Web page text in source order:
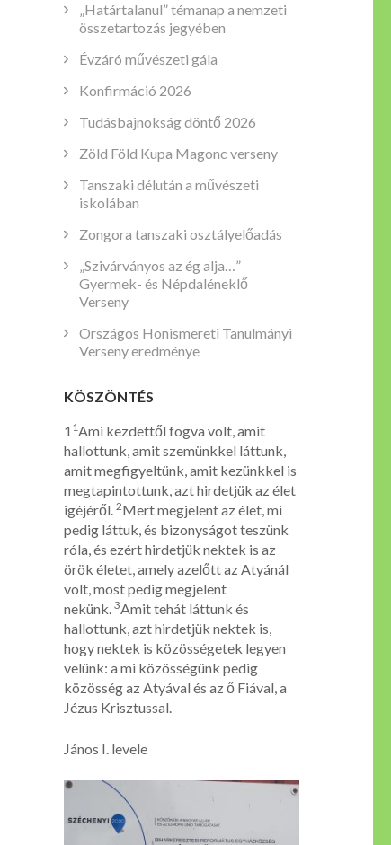
„Határtalanul” témanap a nemzeti
összetartozás jegyében
Évzáró művészeti gála
Konfirmáció 2026
Tudásbajnokság döntő 2026
Zöld Föld Kupa Magonc verseny
Tanszaki délután a művészeti
iskolában
Zongora tanszaki osztályelőadás
„Szivárványos az ég alja…”
Gyermek- és Népdaléneklő
Verseny
Országos Honismereti Tanulmányi
Verseny eredménye
KÖSZÖNTÉS
1 1Ami kezdettől fogva volt, amit
hallottunk, amit szemünkkel láttunk,
amit megfigyeltünk, amit kezünkkel is
megtapintottunk, azt hirdetjük az élet
igéjéről. 2Mert megjelent az élet, mi
pedig láttuk, és bizonyságot teszünk
róla, és ezért hirdetjük nektek is az
örök életet, amely azelőtt az Atyánál
volt, most pedig megjelent
nekünk. 3Amit tehát láttunk és
hallottunk, azt hirdetjük nektek is,
hogy nektek is közösségetek legyen
velünk: a mi közösségünk pedig
közösség az Atyával és az ő Fiával, a
Jézus Krisztussal.
János I. levele